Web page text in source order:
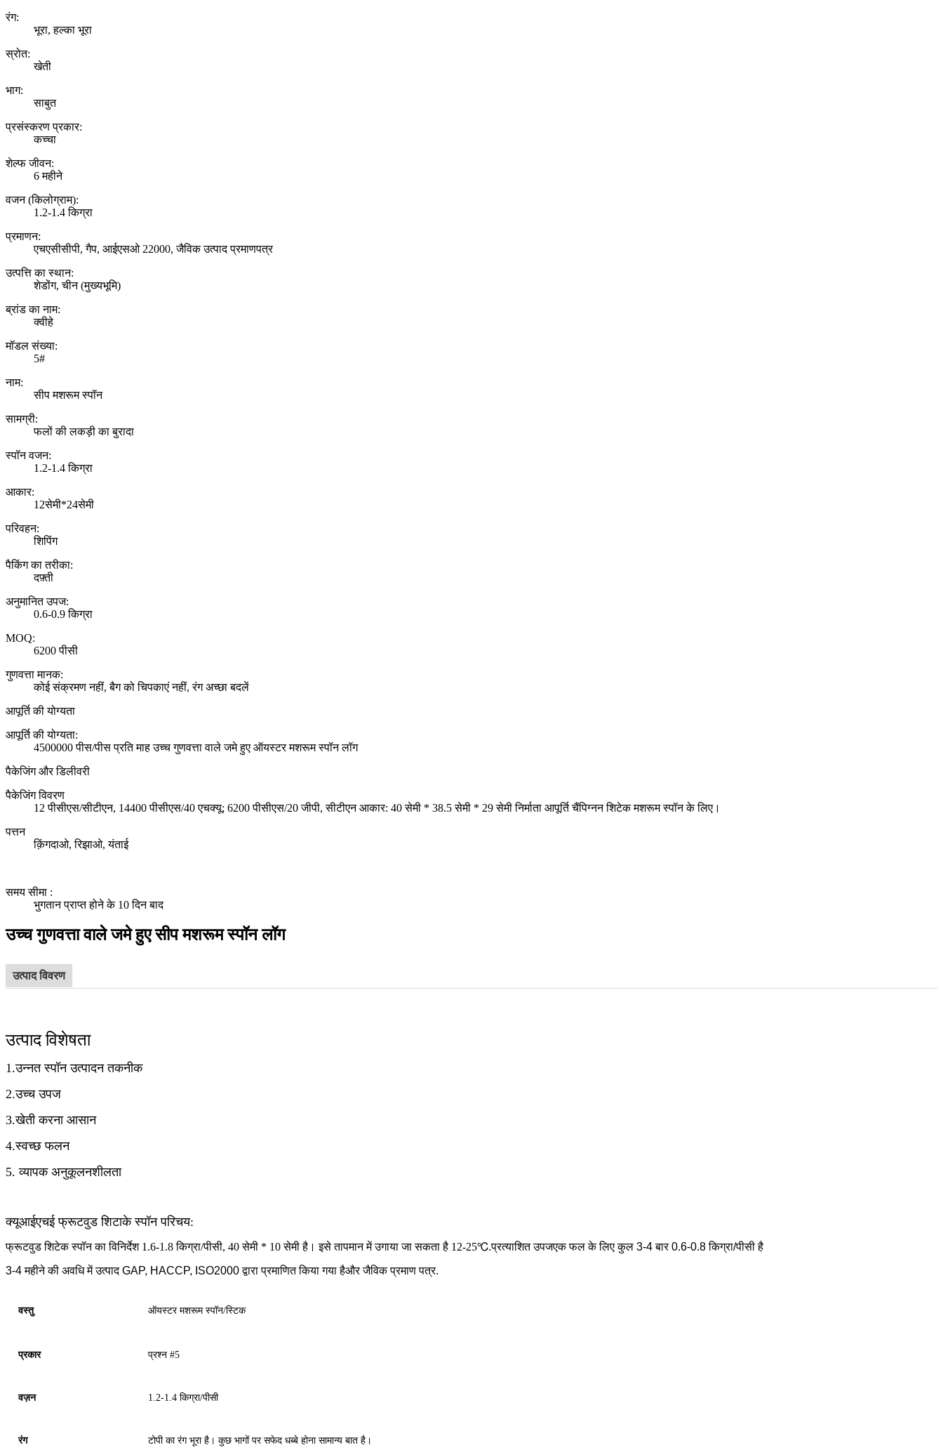
रंग:
भूरा, हल्का भूरा
स्रोत:
खेती
भाग:
साबुत
प्रसंस्करण प्रकार:
कच्चा
शेल्फ जीवन:
6 महीने
वजन (किलोग्राम):
1.2-1.4 किग्रा
प्रमाणन:
एचएसीसीपी, गैप, आईएसओ 22000, जैविक उत्पाद प्रमाणपत्र
उत्पत्ति का स्थान:
शेडोंग, चीन (मुख्यभूमि)
ब्रांड का नाम:
क्वीहे
मॉडल संख्या:
5#
नाम:
सीप मशरूम स्पॉन
सामग्री:
फलों की लकड़ी का बुरादा
स्पॉन वजन:
1.2-1.4 किग्रा
आकार:
12सेमी*24सेमी
परिवहन:
शिपिंग
पैकिंग का तरीका:
दफ़्ती
अनुमानित उपज:
0.6-0.9 किग्रा
MOQ:
6200 पीसी
गुणवत्ता मानक:
कोई संक्रमण नहीं, बैग को चिपकाएं नहीं, रंग अच्छा बदलें
आपूर्ति की योग्यता
आपूर्ति की योग्यता:
4500000 पीस/पीस प्रति माह उच्च गुणवत्ता वाले जमे हुए ऑयस्टर मशरूम स्पॉन लॉग
पैकेजिंग और डिलीवरी
पैकेजिंग विवरण
12 पीसीएस/सीटीएन, 14400 पीसीएस/40 एचक्यू; 6200 पीसीएस/20 जीपी, सीटीएन आकार: 40 सेमी * 38.5 सेमी * 29 सेमी निर्माता आपूर्ति चैंपिग्नन शिटेक मशरूम स्पॉन के लिए।
पत्तन
क़िंगदाओ, रिझाओ, यंताई
समय सीमा :
भुगतान प्राप्त होने के 10 दिन बाद
उच्च गुणवत्ता वाले जमे हुए सीप मशरूम स्पॉन लॉग
उत्पाद विवरण
उत्पाद विशेषता
1.उन्नत स्पॉन उत्पादन तकनीक
2.उच्च उपज
3.खेती करना आसान
4.स्वच्छ फलन
5. व्यापक अनुकूलनशीलता
क्यूआईएचई फ्रूटवुड शिटाके स्पॉन परिचय:
फ्रूटवुड शिटेक स्पॉन का विनिर्देश 1.6-1.8 किग्रा/पीसी, 40 सेमी * 10 सेमी है। इसे तापमान में उगाया जा सकता है 12-25℃.प्रत्याशित उपजएक फल के लिए कुल 3-4 बार 0.6-0.8 किग्रा/पीसी है
3-4 महीने की अवधि में उत्पादGAP, HACCP, ISO2000 द्वारा प्रमाणित किया गया हैऔर जैविक प्रमाण पत्र.
वस्तु ऑयस्टर मशरूम स्पॉन/स्टिक
प्रकार प्रश्न #5
वज़न 1.2-1.4 किग्रा/पीसी
रंग टोपी का रंग भूरा है। कुछ भागों पर सफेद धब्बे होना सामान्य बात है।